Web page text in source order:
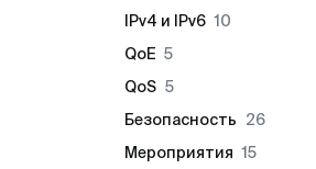
IPv4 и IPv6 10
QoE 5
QoS 5
Безопасность
26
Мероприятия 15